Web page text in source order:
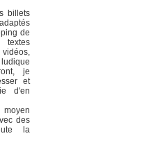
billets
de
textes
je
et
d'en
moyen
des
la